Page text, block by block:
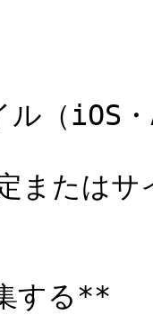
（iOS
または
する**